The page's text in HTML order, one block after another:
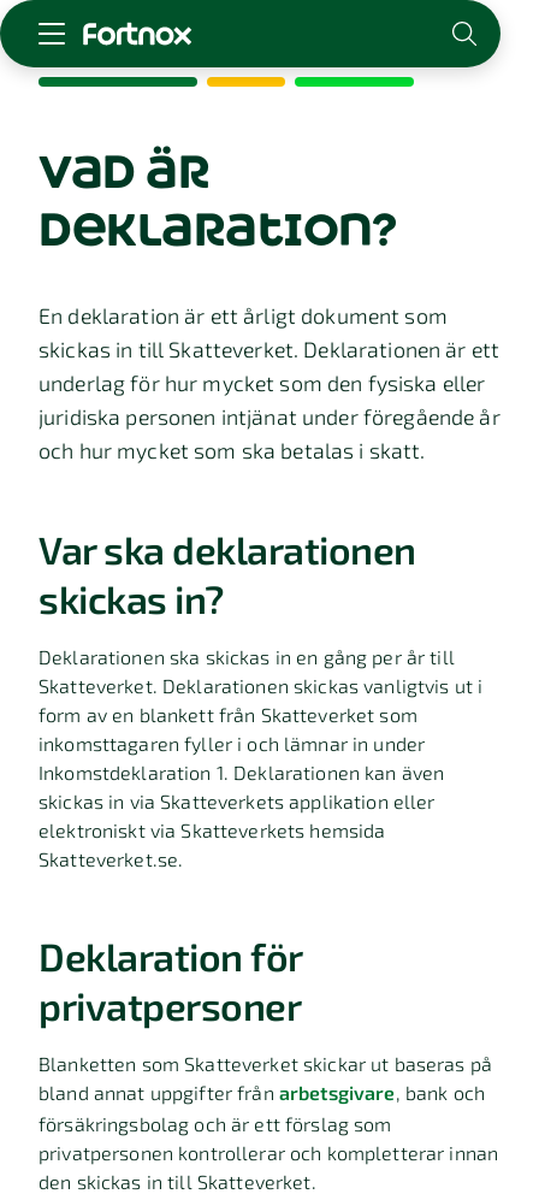
Skaffa Fortnox
För redovisningsbyrån
Kunskap & inspiration
Kontakt
Om Fortnox
Karriär
Kontakt
vad är
deklaration?
En deklaration är ett årligt dokument som
skickas in till Skatteverket. Deklarationen är ett
underlag för hur mycket som den fysiska eller
juridiska personen intjänat under föregående år
och hur mycket som ska betalas i skatt.
Var ska deklarationen
skickas in?
Deklarationen ska skickas in en gång per år till
Skatteverket. Deklarationen skickas vanligtvis ut i
form av en blankett från Skatteverket som
inkomsttagaren fyller i och lämnar in under
Inkomstdeklaration 1. Deklarationen kan även
skickas in via Skatteverkets applikation eller
elektroniskt via Skatteverkets hemsida
Skatteverket.se.
Deklaration för
privatpersoner
Blanketten som Skatteverket skickar ut baseras på
bland annat uppgifter från arbetsgivare, bank och
försäkringsbolag och är ett förslag som
privatpersonen kontrollerar och kompletterar innan
den skickas in till Skatteverket.